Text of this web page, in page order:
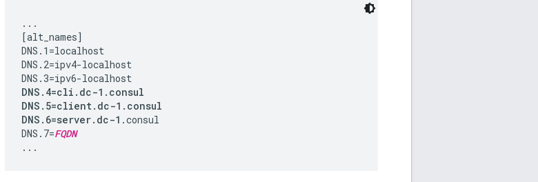
...
[alt_names]
DNS.1=localhost
DNS.2=ipv4-localhost
DNS.4=cli.dc-1.consul
DNS.5=client.dc-1.consul
DNS.6=server.dc-1 .consul
DNS.7=FQDN
...